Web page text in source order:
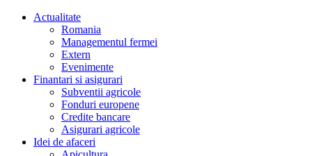
Actualitate
Romania
Managementul fermei
Extern
Evenimente
Finantari si asigurari
Subventii agricole
Fonduri europene
Credite bancare
Asigurari agricole
Idei de afaceri